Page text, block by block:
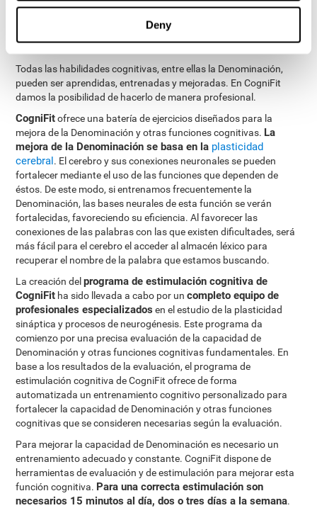
Deny
¿Cómo mejorar la capacidad de
Denominación?
Todas las habilidades cognitivas, entre ellas la Denominación,
pueden ser aprendidas, entrenadas y mejoradas. En CogniFit
damos la posibilidad de hacerlo de manera profesional.
CogniFitofrece una batería de ejercicios diseñados para la
mejora de la Denominación y otras funciones cognitivas. La
mejora de la Denominación se basa en la plasticidad
cerebral. El cerebro y sus conexiones neuronales se pueden
fortalecer mediante el uso de las funciones que dependen de
éstos. De este modo, si entrenamos frecuentemente la
Denominación, las bases neurales de esta función se verán
fortalecidas, favoreciendo su eficiencia. Al favorecer las
conexiones de las palabras con las que existen dificultades, será
más fácil para el cerebro el acceder al almacén léxico para
recuperar el nombre de la palabra que estamos buscando.
La creación delprograma de estimulación cognitiva de
CogniFit ha sido llevada a cabo por uncompleto equipo de
profesionales especializados en el estudio de la plasticidad
sináptica y procesos de neurogénesis. Este programa da
comienzo por una precisa evaluación de la capacidad de
Denominación y otras funciones cognitivas fundamentales. En
base a los resultados de la evaluación, el programa de
estimulación cognitiva de CogniFit ofrece de forma
automatizada un entrenamiento cognitivo personalizado para
fortalecer la capacidad de Denominación y otras funciones
cognitivas que se consideren necesarias según la evaluación.
Para mejorar la capacidad de Denominación es necesario un
entrenamiento adecuado y constante. CogniFit dispone de
herramientas de evaluación y de estimulación para mejorar esta
función cognitiva. Para una correcta estimulación son
necesarios 15 minutos al día, dos o tres días a la semana.